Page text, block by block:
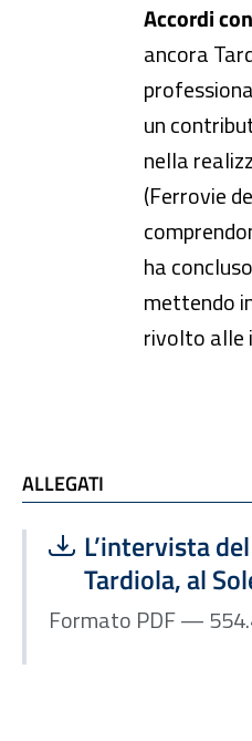
Accordi
ancora
un
nella
(Ferrovie
ha
mettendo
rivolto alle
ALLEGATI
ALLEGATI
Scarica file:
L’intervista
Tardiola, al